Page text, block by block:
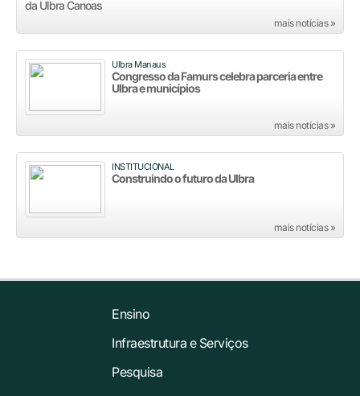
da Ulbra Canoas
mais notícias »
Ulbra Manaus
Congresso da Famurs celebra parceria entre
Ulbra e municípios
mais notícias »
INSTITUCIONAL
Construindo o futuro da Ulbra
mais notícias »
Ensino
Infraestrutura e Serviços
Pesquisa